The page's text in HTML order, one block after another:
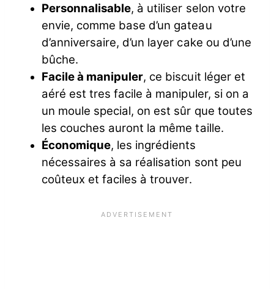
Personnalisable, à utiliser selon votre
envie, comme base d’un gateau
d’anniversaire, d’un layer cake ou d’une
bûche.
Facile à manipuler, ce biscuit léger et
aéré est tres facile à manipuler, si on a
un moule special, on est sûr que toutes
les couches auront la même taille.
Économique, les ingrédients
nécessaires à sa réalisation sont peu
coûteux et faciles à trouver.